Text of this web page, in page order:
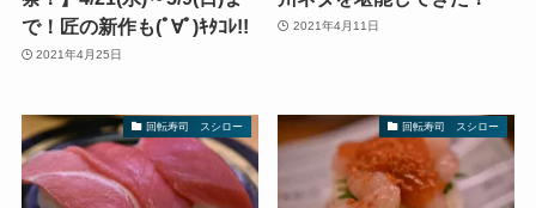
で！匠の新作も(ﾟ∀ﾟ)ｷﾀｺﾚ!!
2021年4月25日
2021年4月11日
回転寿司 スシロー 回転寿司 スシロー